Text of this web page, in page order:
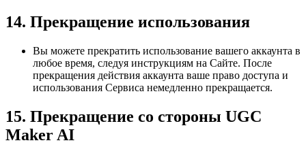
14. Прекращение использования
Вы можете прекратить использование вашего аккаунта в
любое время, следуя инструкциям на Сайте. После
прекращения действия аккаунта ваше право доступа и
использования Сервиса немедленно прекращается.
15. Прекращение со стороны UGC
Maker AI